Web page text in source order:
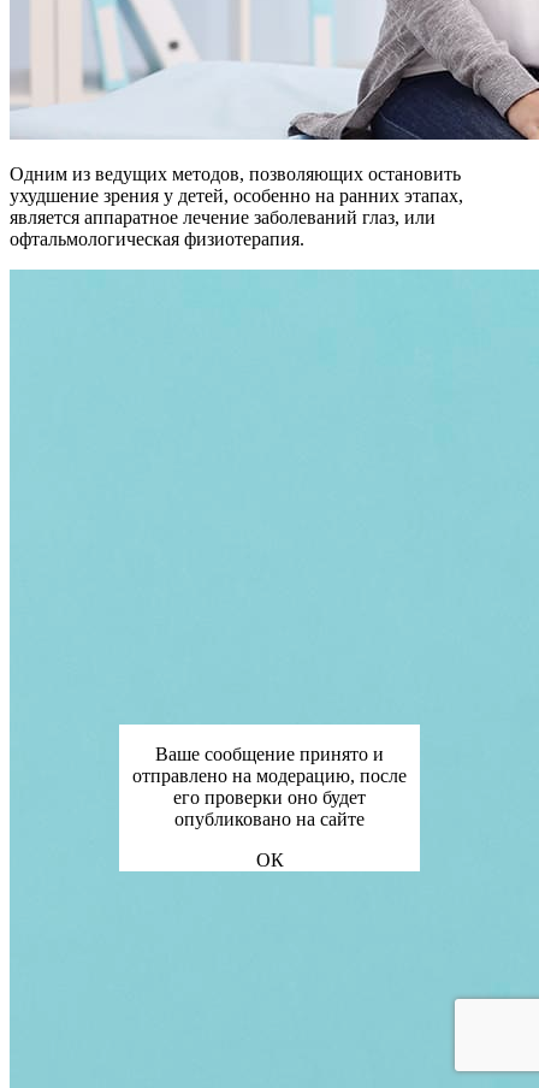
Одним из ведущих методов, позволяющих остановить
ухудшение зрения у детей, особенно на ранних этапах,
является аппаратное лечение заболеваний глаз, или
офтальмологическая физиотерапия.
Ваше сообщение принято и
отправлено на модерацию, после
его проверки оно будет
опубликовано на сайте
ОК